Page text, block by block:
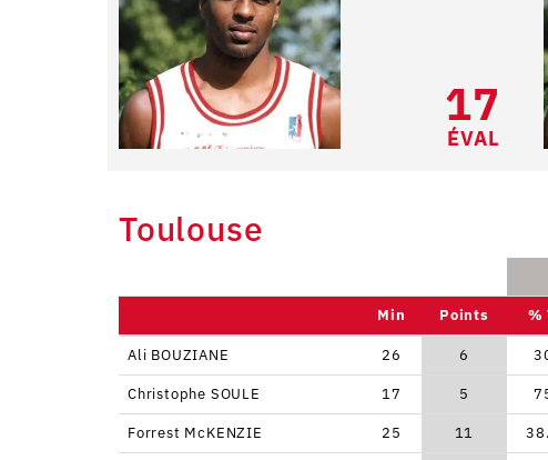
17
ÉVAL
Toulouse
Min Points %
Ali BOUZIANE 26 6
Christophe SOULE 17 5
Forrest McKENZIE 25 11